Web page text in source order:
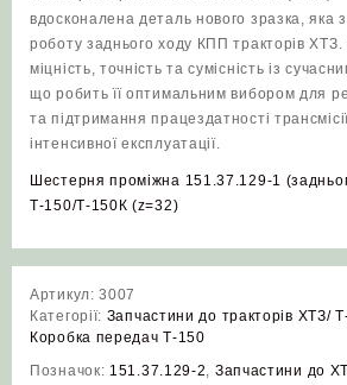
вдосконалена деталь нового зразка, яка
роботу заднього ходу КПП тракторів
міцність, точність та сумісність із
що робить її оптимальним вибором для
та підтримання працездатності
інтенсивної експлуатації.
Шестерня проміжна 151.37.129-1
Т-150/Т-150К (z=32)
Артикул:3007
Категорії: Запчастини до тракторів ХТЗ/
Коробка передач Т-150
Позначок: 151.37.129-2, Запчастини до